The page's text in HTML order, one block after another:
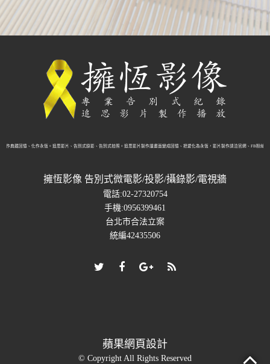
作典藏回憶、化作永恆。追思影片、告別式錄影、告別式拍照。追思影片製作讓畫面變成回憶、把愛化為永恆，影片製作請洽官網、FB粉絲頁
擁恆影像 告別式微電影/投影/攝錄影/電視牆
電話:02-27320754
手機:0956399461
台北市合法立案
統編42435506
蘋果網頁設計
© Copyright All Rights Reserved